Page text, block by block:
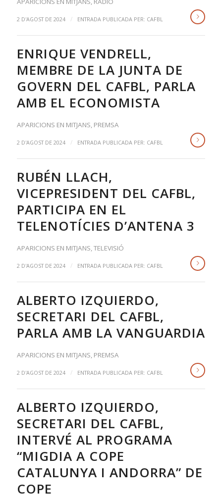
2 D'AGOST DE 2024 / ENTRADA PUBLICADA PER: CAFBL
ENRIQUE VENDRELL,
MEMBRE DE LA JUNTA DE
GOVERN DEL CAFBL, PARLA
AMB EL ECONOMISTA
APARICIONS EN MITJANS, PREMSA
2 D'AGOST DE 2024 / ENTRADA PUBLICADA PER: CAFBL
RUBÉN LLACH,
VICEPRESIDENT DEL CAFBL,
PARTICIPA EN EL
TELENOTÍCIES D’ANTENA 3
APARICIONS EN MITJANS,TELEVISIÓ
2 D'AGOST DE 2024 / ENTRADA PUBLICADA PER: CAFBL
ALBERTO IZQUIERDO,
SECRETARI DEL CAFBL,
PARLA AMB LA VANGUARDIA
APARICIONS EN MITJANS, PREMSA
2 D'AGOST DE 2024 / ENTRADA PUBLICADA PER: CAFBL
ALBERTO IZQUIERDO,
SECRETARI DEL CAFBL,
INTERVÉ AL PROGRAMA
“MIGDIA A COPE
CATALUNYA I ANDORRA” DE
COPE